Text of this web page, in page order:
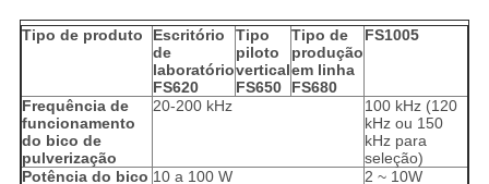
Tipo de produto
Escritório
de
laboratório
FS620
Tipo
piloto
vertical
FS650
Tipo de
produção
em linha
FS680
FS1005
Frequência de
funcionamento
do bico de
pulverização
20-200 kHz
100 kHz (120
kHz ou 150
kHz para
seleção)
Potência do bico 10 a 100 W
2 ~ 10W